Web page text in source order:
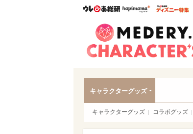
ウレぴあ総研ハピママ*
キャラクターグッズ
キャラクターグッズ コラボグッズ